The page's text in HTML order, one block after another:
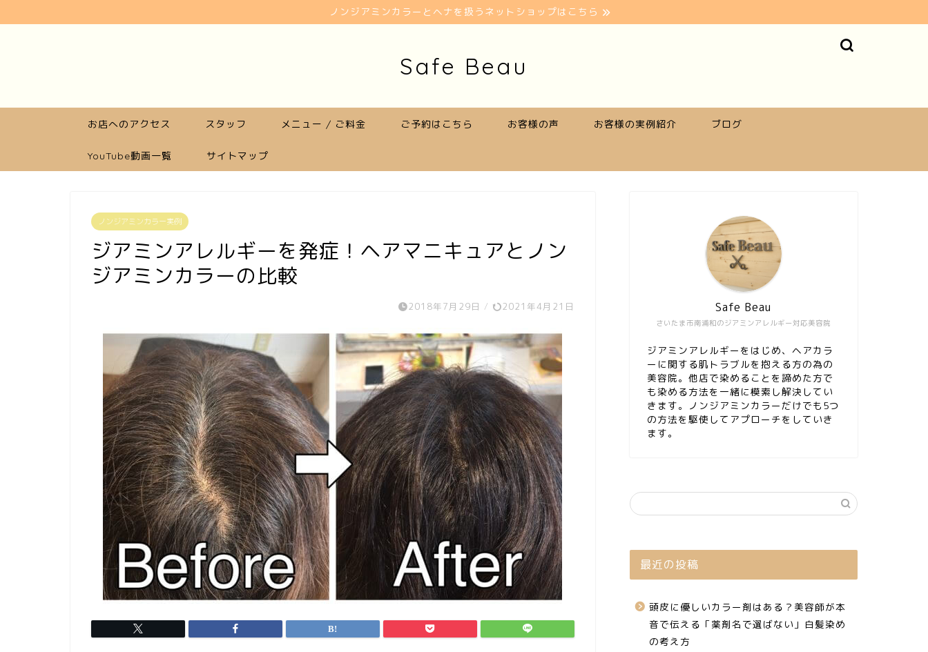
ノンジアミンカラーとヘナを扱うネットショップはこちら
Safe Beau
お店へのアクセス スタッフ メニュー / ご料金 ご予約はこちら お客様の声 お客様の実例紹介 ブログ
YouTube動画一覧 サイトマップ
ノンジアミンカラー実例
ジアミンアレルギーを発症！ヘアマニキュアとノン
ジアミンカラーの比較
2018年7月29日 / 2021年4月21日
さいたま市南浦和のジアミンアレルギー対応美容院
Safe Beau
ジアミンアレルギーをはじめ、ヘアカラ
ーに関する肌トラブルを抱える方の為の
美容院。他店で染めることを諦めた方で
も染める方法を一緒に模索し解決してい
きます。ノンジアミンカラーだけでも5つ
の方法を駆使してアプローチをしていき
ます。
最近の投稿
頭皮に優しいカラー剤はある？美容師が本
音で伝える「薬剤名で選ばない」白髪染め
の考え方